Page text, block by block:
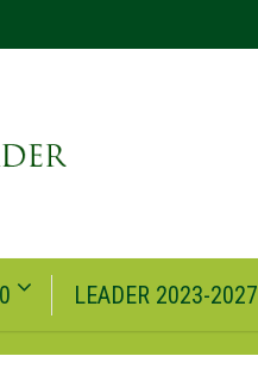
LEADER 2023-2027